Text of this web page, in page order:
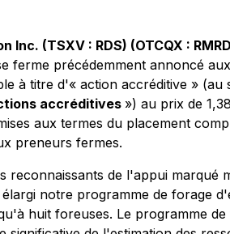
Inc. (TSXV : RDS) (OTCQX :
précédemment annoncé
à titre d'« action accréditive »
accréditives ») au prix de
aux termes du placement
preneurs fermes.
reconnaissants de l'appui marqué
notre programme de forage
huit foreuses. Le programme